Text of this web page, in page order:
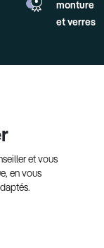
monture
et verres
et vous
en vous